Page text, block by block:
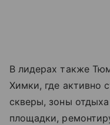
В лидерах также
Химки, где активно
скверы, зоны
площадки,